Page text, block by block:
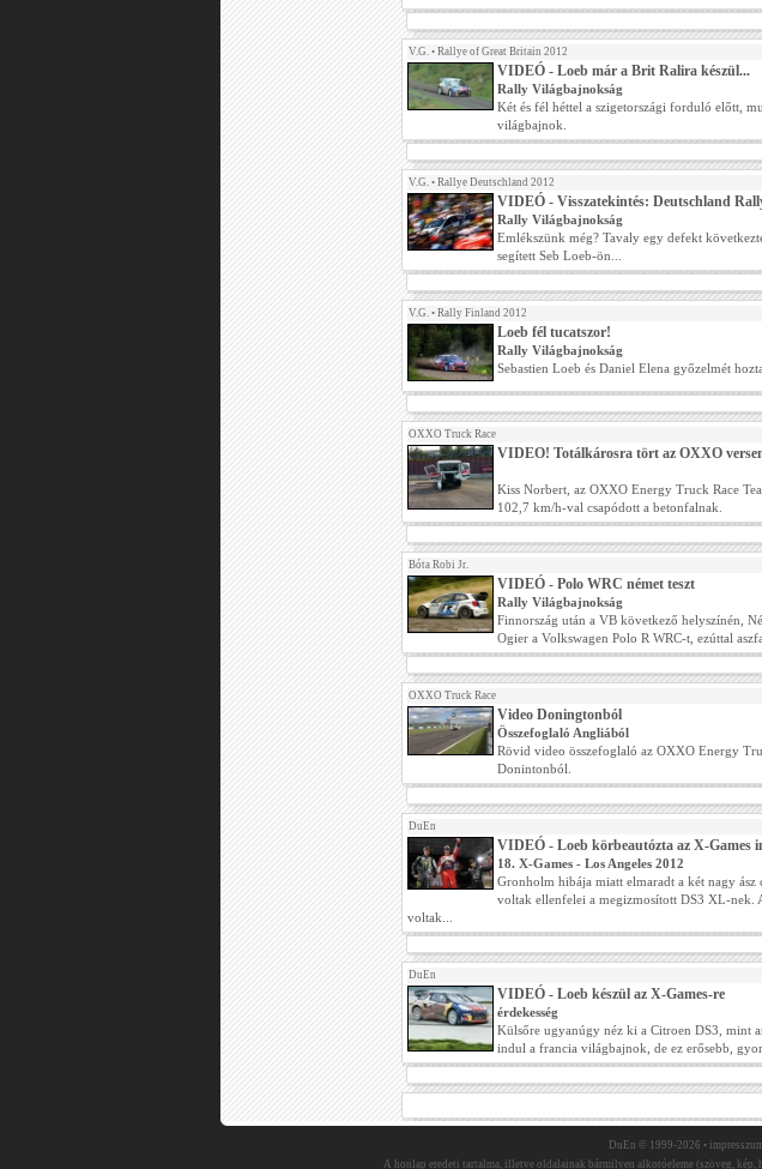
V.G. • Rallye of Great Britain 2012
VIDEÓ - Loeb már a Brit Ralira készül...
Rally Világbajnokság
Két és fél héttel a szigetországi forduló előtt,
világbajnok.
V.G. • Rallye Deutschland 2012
VIDEÓ - Visszatekintés: Deutschland
Rally Világbajnokság
Emlékszünk még? Tavaly egy defekt
segített Seb Loeb-ön...
V.G. • Rally Finland 2012
Loeb fél tucatszor!
Rally Világbajnokság
Sebastien Loeb és Daniel Elena győzelmét
OXXO Truck Race
VIDEO! Totálkárosra tört az OXXO
Kiss Norbert, az OXXO Energy Truck Race
102,7 km/h-val csapódott a betonfalnak.
Bóta Robi Jr.
VIDEÓ - Polo WRC német teszt
Rally Világbajnokság
Finnország után a VB következő helyszínén,
Ogier a Volkswagen Polo R WRC-t, ezúttal
OXXO Truck Race
Video Doningtonból
Összefoglaló Angliából
Rövid video összefoglaló az OXXO Energy
Donintonból.
DuEn
VIDEÓ - Loeb körbeautózta az X-Games
18. X-Games - Los Angeles 2012
Gronholm hibája miatt elmaradt a két nagy ász
voltak ellenfelei a megizmosított DS3 XL-nek.
voltak...
DuEn
VIDEÓ - Loeb készül az X-Games-re
érdekesség
Külsőre ugyanúgy néz ki a Citroen DS3, mint
indul a francia világbajnok, de ez erősebb,
DuEn © 1999-2026 •
A honlap eredeti tartalma, illetve oldalainak bármilyen alkotóeleme (szöveg, kép,